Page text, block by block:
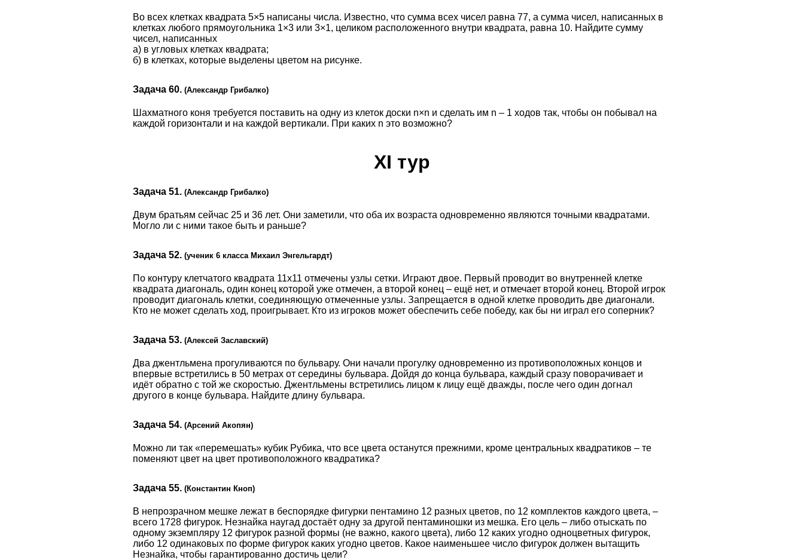
Во всех клетках квадрата 5×5 написаны числа. Известно, что сумма всех чисел равна 77, а сумма чисел, написанных в
клетках любого прямоугольника 1×3 или 3×1, целиком расположенного внутри квадрата, равна 10. Найдите сумму
чисел, написанных
а) в угловых клетках квадрата;
б) в клетках, которые выделены цветом на рисунке.
Задача 60. (Александр Грибалко)
Шахматного коня требуется поставить на одну из клеток доски n×n и сделать им n – 1 ходов так, чтобы он побывал на
каждой горизонтали и на каждой вертикали. При каких n это возможно?
XI тур
Задача 51. (Александр Грибалко)
Двум братьям сейчас 25 и 36 лет. Они заметили, что оба их возраста одновременно являются точными квадратами.
Могло ли с ними такое быть и раньше?
Задача 52. (ученик 6 класса Михаил Энгельгардт)
По контуру клетчатого квадрата 11x11 отмечены узлы сетки. Играют двое. Первый проводит во внутренней клетке
квадрата диагональ, один конец которой уже отмечен, а второй конец – ещё нет, и отмечает второй конец. Второй игрок
проводит диагональ клетки, соединяющую отмеченные узлы. Запрещается в одной клетке проводить две диагонали.
Кто не может сделать ход, проигрывает. Кто из игроков может обеспечить себе победу, как бы ни играл его соперник?
Задача 53. (Алексей Заславский)
Два джентльмена прогуливаются по бульвару. Они начали прогулку одновременно из противоположных концов и
впервые встретились в 50 метрах от середины бульвара. Дойдя до конца бульвара, каждый сразу поворачивает и
идёт обратно с той же скоростью. Джентльмены встретились лицом к лицу ещё дважды, после чего один догнал
другого в конце бульвара. Найдите длину бульвара.
Задача 54. (Арсений Акопян)
Можно ли так «перемешать» кубик Рубика, что все цвета останутся прежними, кроме центральных квадратиков – те
поменяют цвет на цвет противоположного квадратика?
Задача 55. (Константин Кноп)
В непрозрачном мешке лежат в беспорядке фигурки пентамино 12 разных цветов, по 12 комплектов каждого цвета, –
всего 1728 фигурок. Незнайка наугад достаёт одну за другой пентаминошки из мешка. Его цель – либо отыскать по
одному экземпляру 12 фигурок разной формы (не важно, какого цвета), либо 12 каких угодно одноцветных фигурок,
либо 12 одинаковых по форме фигурок каких угодно цветов. Какое наименьшее число фигурок должен вытащить
Незнайка, чтобы гарантированно достичь цели?